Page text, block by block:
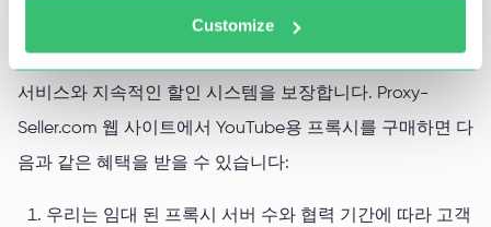
Customize
이상의 고객이 우리와 협력 해 왔기 때문에 어떤 프록시가
귀하의 목적에 이상적인지 잘 알고 있습니다. 또한 고품질
서비스와 지속적인 할인 시스템을 보장합니다. Proxy-
Seller.com 웹 사이트에서 YouTube용 프록시를 구매하면 다
음과 같은 혜택을 받을 수 있습니다:
우리는 임대 된 프록시 서버 수와 ​​협력 기간에 따라 고객